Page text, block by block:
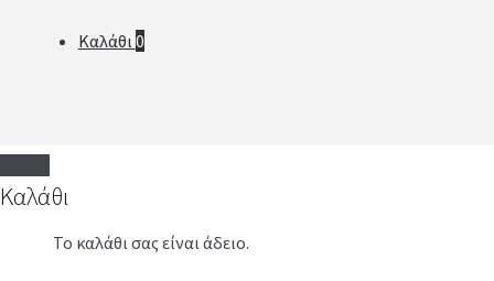
Καλάθι 0
Καλάθι
Το καλάθι σας είναι άδειο.